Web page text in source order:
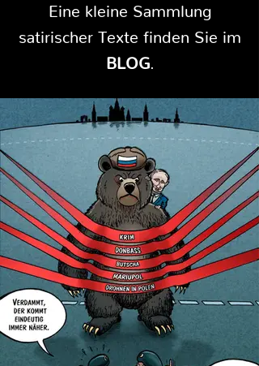
Eine kleine Sammlung
satirischer Texte finden Sie im
BLOG.